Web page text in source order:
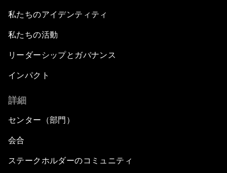
私たちのアイデンティティ
私たちの活動
リーダーシップとガバナンス
インパクト
詳細
センター（部門）
会合
ステークホルダーのコミュニティ